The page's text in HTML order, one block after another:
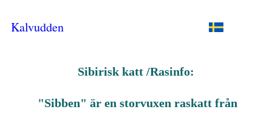
Kalvudden
Sibirisk katt /Rasinfo:
"Sibben" är en storvuxen raskatt från